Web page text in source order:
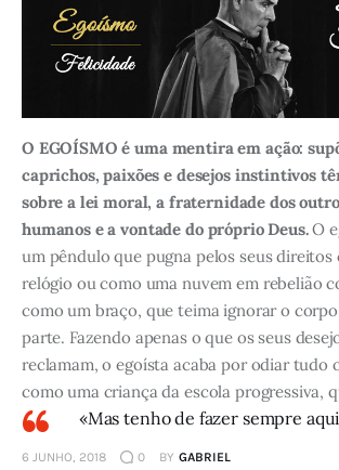
O EGOÍSMO é uma mentira em ação:
caprichos, paixões e desejos instintivos
sobre a lei moral, a fraternidade dos
humanos e a vontade do próprio Deus.O
um pêndulo que pugna pelos seus direitos
relógio ou como uma nuvem em rebelião
como um braço, que teima ignorar o
parte. Fazendo apenas o que os seus
reclamam, o egoísta acaba por odiar tudo
como uma criança da escola progressiva,
«Mas tenho de fazer sempre
6 JUNHO, 2018 0 BY GABRIEL